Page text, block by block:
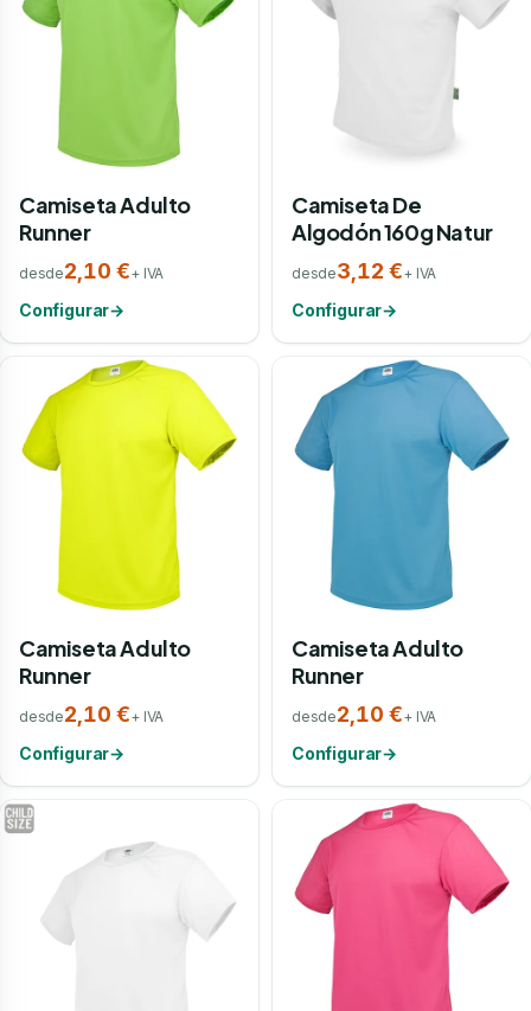
Camiseta Adulto
Runner
desde2,10 €+ IVA
Configurar→
Camiseta De
Algodón 160g Natur
desde3,12 €+ IVA
Configurar→
Camiseta Adulto
Runner
desde2,10 €+ IVA
Configurar→
Camiseta Adulto
Runner
desde2,10 €+ IVA
Configurar→